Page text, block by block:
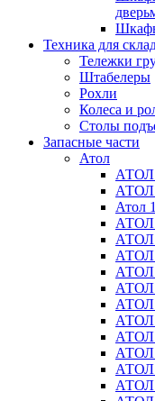
Техника для
Тележки
Штабелеры
Рохли
Колеса и
Столы
Запасные части
Атол
АТОЛ
АТОЛ
Атол
АТОЛ
АТОЛ
АТОЛ
АТОЛ
АТОЛ
АТОЛ
АТОЛ
АТОЛ
АТОЛ
АТОЛ
АТОЛ